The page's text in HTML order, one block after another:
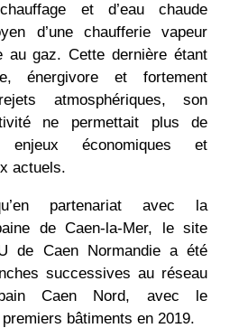
et d’eau chaude
d’une chaufferie vapeur
au gaz. Cette dernière étant
énergivore et fortement
atmosphériques, son
ne permettait plus de
enjeux économiques et
actuels.
partenariat avec la
de Caen-la-Mer, le site
de Caen Normandie a été
successives au réseau
Caen Nord, avec le
bâtiments en 2019.